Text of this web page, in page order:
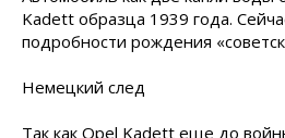
Kadett образца 1939 года.
подробности рождения
Немецкий след
Так как Opel Kadett еще до